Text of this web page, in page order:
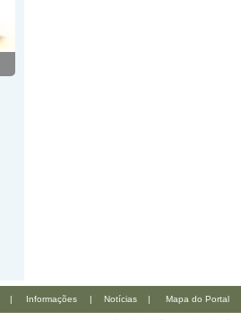
| Informações | Notícias | Mapa do Portal